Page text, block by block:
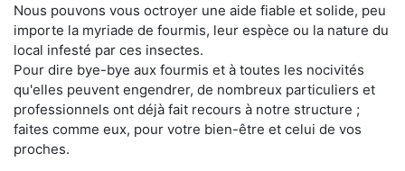
Nous pouvons vous octroyer une aide fiable et solide, peu
importe la myriade de fourmis, leur espèce ou la nature du
local infesté par ces insectes.
Pour dire bye-bye aux fourmis et à toutes les nocivités
qu'elles peuvent engendrer, de nombreux particuliers et
professionnels ont déjà fait recours à notre structure ;
faites comme eux, pour votre bien-être et celui de vos
proches.